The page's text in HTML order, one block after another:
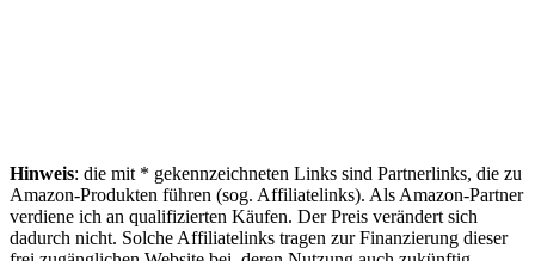
Hinweis: die mit * gekennzeichneten Links sind Partnerlinks, die zu
Amazon-Produkten führen (sog. Affiliatelinks). Als Amazon-Partner
verdiene ich an qualifizierten Käufen. Der Preis verändert sich
dadurch nicht. Solche Affiliatelinks tragen zur Finanzierung dieser